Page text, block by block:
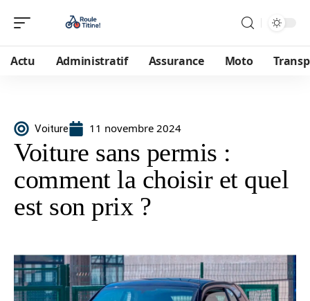
Actu Administratif Assurance Moto
Voiture 11 novembre 2024
Voiture sans permis :
comment la choisir et quel
est son prix ?